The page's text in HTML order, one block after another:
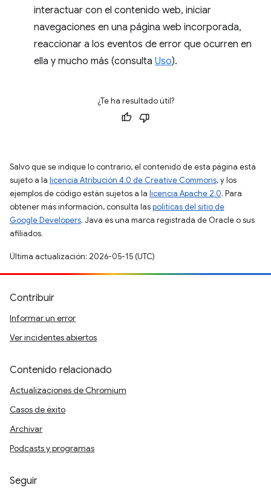
interactuar con el contenido web, iniciar
navegaciones en una página web incorporada,
reaccionar a los eventos de error que ocurren en
ella y mucho más (consulta Uso).
¿Te ha resultado útil?
Salvo que se indique lo contrario, el contenido de esta página está
sujeto a la licencia Atribución 4.0 de Creative Commons, y los
ejemplos de código están sujetos a la licencia Apache 2.0. Para
obtener más información, consulta laspolíticas del sitio de
Google Developers. Java es una marca registrada de Oracle o sus
afiliados.
Última actualización: 2026-05-15 (UTC)
Contribuir
Informar un error
Ver incidentes abiertos
Contenido relacionado
Actualizaciones de Chromium
Casos de éxito
Archivar
Podcasts y programas
Seguir